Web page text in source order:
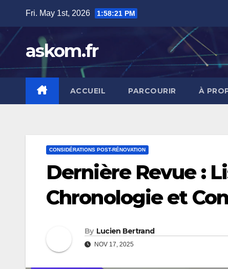
content
Fri. May 1st, 2026 1:58:23 PM
askom.fr
ACCUEIL PARCOURIR À
CONSIDÉRATIONS POST-RÉNOVATION
Dernière Revue :
Chronologie et
By Lucien Bertrand
NOV 17, 2025